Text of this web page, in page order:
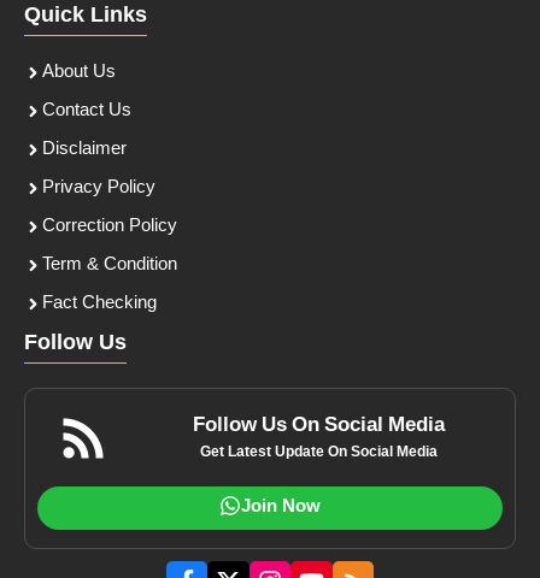
Quick Links
About Us
Contact Us
Disclaimer
Privacy Policy
Correction Policy
Term & Condition
Fact Checking
Follow Us
Follow Us On Social Media
Get Latest Update On Social Media
Join Now